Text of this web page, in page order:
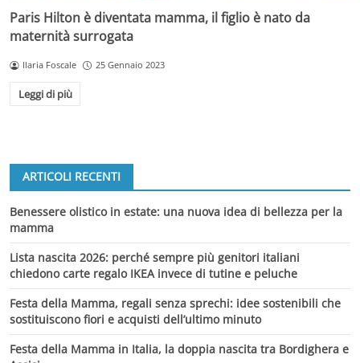
Paris Hilton è diventata mamma, il figlio è nato da
maternità surrogata
Ilaria Foscale 25 Gennaio 2023
Leggi di più
ARTICOLI RECENTI
Benessere olistico in estate: una nuova idea di bellezza per la
mamma
Lista nascita 2026: perché sempre più genitori italiani
chiedono carte regalo IKEA invece di tutine e peluche
Festa della Mamma, regali senza sprechi: idee sostenibili che
sostituiscono fiori e acquisti dell’ultimo minuto
Festa della Mamma in Italia, la doppia nascita tra Bordighera e